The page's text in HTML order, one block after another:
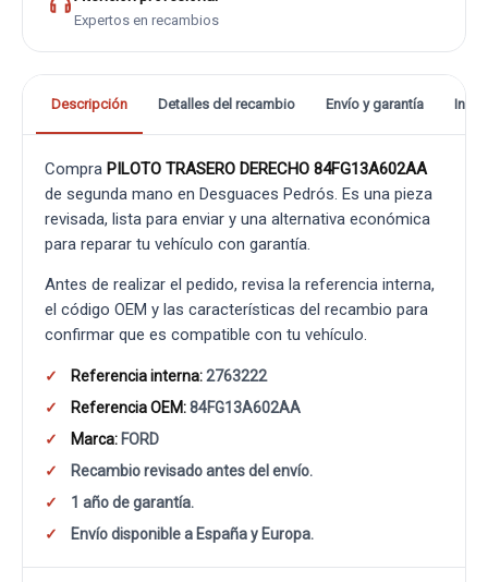
Expertos en recambios
Descripción Detalles del recambio Envío y garantía
Compra PILOTO TRASERO DERECHO 84FG13A602AA
de segunda mano en Desguaces Pedrós. Es una pieza
revisada, lista para enviar y una alternativa económica
para reparar tu vehículo con garantía.
Antes de realizar el pedido, revisa la referencia interna,
el código OEM y las características del recambio para
confirmar que es compatible con tu vehículo.
Referencia interna:2763222
Referencia OEM:84FG13A602AA
Marca: FORD
Recambio revisado antes del envío.
1 año de garantía.
Envío disponible a España y Europa.